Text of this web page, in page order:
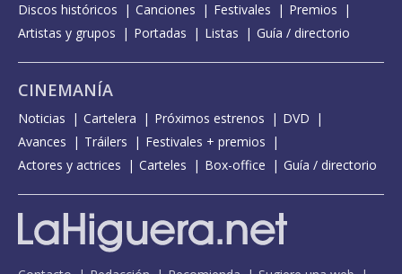
Discos históricos
Canciones Festivales
Premios
Artistas y grupos
Portadas Listas Guía / directorio
CINEMANÍA
Noticias Cartelera Próximos estrenos
DVD
Avances
Tráilers
Festivales + premios
Actores y actrices
Carteles Box-office Guía / directorio